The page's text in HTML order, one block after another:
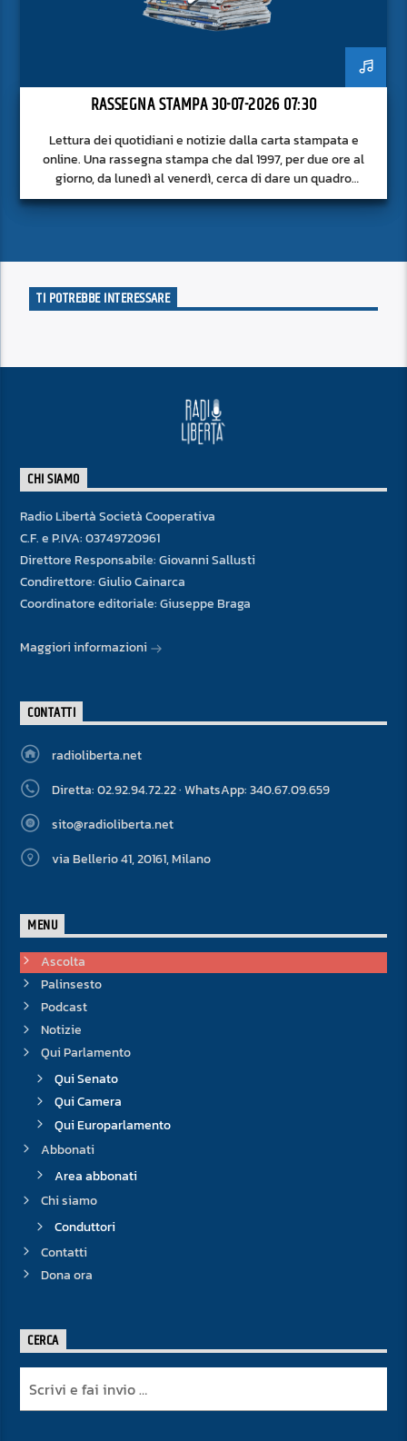
RASSEGNA STAMPA 30-07-2026 07:30
Lettura dei quotidiani e notizie dalla carta stampata e
online. Una rassegna stampa che dal 1997, per due ore al
giorno, da lunedì al venerdì, cerca di dare un quadro
approfondito delle notizie del giorno, senza fermarsi alla
TI POTREBBE INTERESSARE
CHI SIAMO
Radio Libertà Società Cooperativa
C.F. e P.IVA: 03749720961
Direttore Responsabile: Giovanni Sallusti
Condirettore: Giulio Cainarca
Coordinatore editoriale: Giuseppe Braga
Maggiori informazioni
CONTATTI
radioliberta.net
Diretta: 02.92.94.72.22 · WhatsApp: 340.67.09.659
sito@radioliberta.net
via Bellerio 41, 20161, Milano
MENU
Ascolta
Palinsesto
Podcast
Notizie
Qui Parlamento
Qui Senato
Qui Camera
Qui Europarlamento
Abbonati
Area abbonati
Chi siamo
Conduttori
Contatti
Dona ora
CERCA